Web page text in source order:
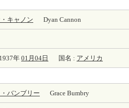
キャノン Dyan Cannon
年01月04日 国名 : アメリカ
バンブリー Grace Bumbry